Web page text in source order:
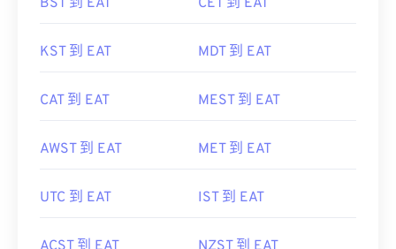
BST 到 EAT CET 到 EAT
KST 到 EAT MDT 到 EAT
CAT 到 EAT MEST 到 EAT
AWST 到 EAT MET 到 EAT
UTC 到 EAT IST 到 EAT